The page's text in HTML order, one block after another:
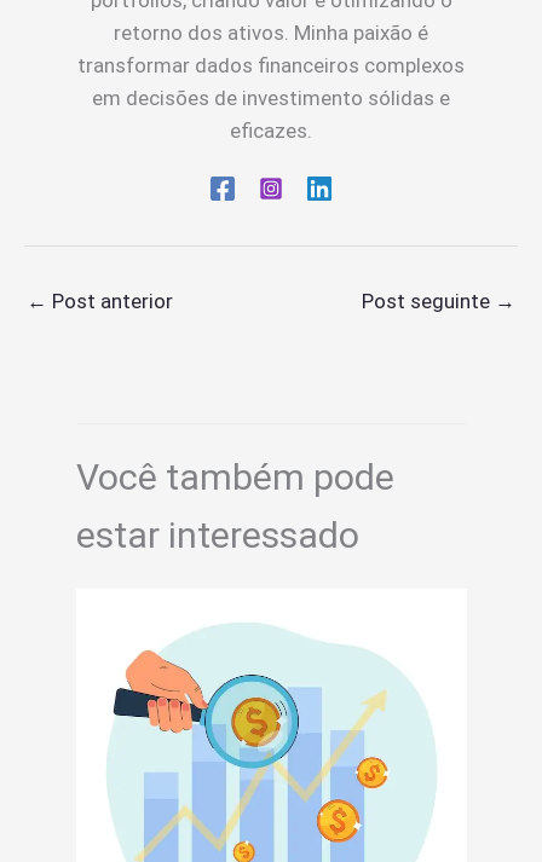
retorno dos ativos. Minha paixão é
transformar dados financeiros complexos
em decisões de investimento sólidas e
eficazes.
← Post anterior Post seguinte →
Você também pode
estar interessado